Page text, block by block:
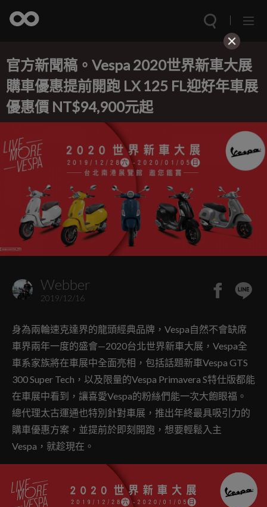
官方新聞稿。Vespa 2020世界新車大展
購車優惠提前開跑 LX 125 FL迎好年車展
優惠價 NT$94,900元起
Webber
2019/12/16
身為兩輪速克達界的龍頭經典品牌，Vespa自然不會缺席
車界兩年一度的盛會—2020台北世界新車大展，Vespa全
車系家族將在車展中全面亮相，包括話題新車Vespa GTS
300 Super Tech，以及限量的Vespa Primavera S特仕版都能
在車展中看到，讓喜愛Vespa的粉絲們能一次大飽眼福。
總代理太古運通也特別針對車展，推出年終最具吸引力的
購車優惠方案，並提前於即刻開跑，想要輕鬆入主
Vespa，就趁現在。